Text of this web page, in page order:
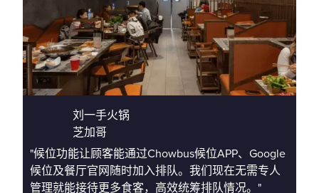
刘一手火锅
芝加哥
"候位功能让顾客能通过Chowbus候位APP、Google
候位及餐厅官网随时加入排队。我们现在无需专人
管理就能接待更多食客，高效统筹排队情况。"